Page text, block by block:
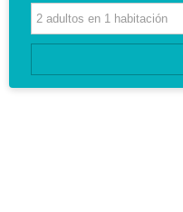
HOTELES
GUIAS DE VIAJES